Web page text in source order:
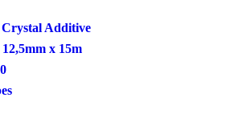
Additive
x 15m